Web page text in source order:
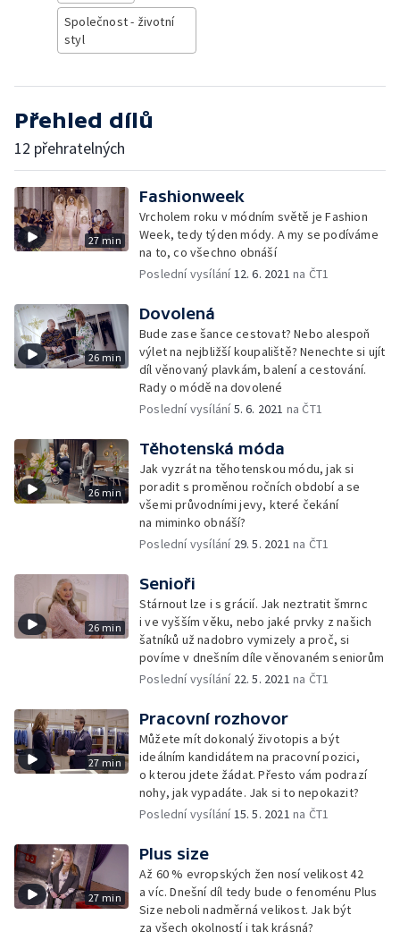
Společnost - životní
styl
Přehled dílů
12 přehratelných
27 min
Fashionweek
Vrcholem roku v módním světě je Fashion
Week, tedy týden módy. A my se podíváme
na to, co všechno obnáší
Poslední vysílání12. 6. 2021 na ČT1
26 min
Dovolená
Bude zase šance cestovat? Nebo alespoň
výlet na nejbližší koupaliště? Nenechte si ujít
díl věnovaný plavkám, balení a cestování.
Rady o módě na dovolené
Poslední vysílání5. 6. 2021 na ČT1
26 min
Těhotenská móda
Jak vyzrát na těhotenskou módu, jak si
poradit s proměnou ročních období a se
všemi průvodními jevy, které čekání
na miminko obnáší?
Poslední vysílání 29. 5. 2021 na ČT1
26 min
Senioři
Stárnout lze i s grácií. Jak neztratit šmrnc
i ve vyšším věku, nebo jaké prvky z našich
šatníků už nadobro vymizely a proč, si
povíme v dnešním díle věnovaném seniorům
Poslední vysílání 22. 5. 2021 na ČT1
27 min
Pracovní rozhovor
Můžete mít dokonalý životopis a být
ideálním kandidátem na pracovní pozici,
o kterou jdete žádat. Přesto vám podrazí
nohy, jak vypadáte. Jak si to nepokazit?
Poslední vysílání15. 5. 2021 na ČT1
27 min
Plus size
Až 60 % evropských žen nosí velikost 42
a víc. Dnešní díl tedy bude o fenoménu Plus
Size neboli nadměrná velikost. Jak být
za všech okolností i tak krásná?